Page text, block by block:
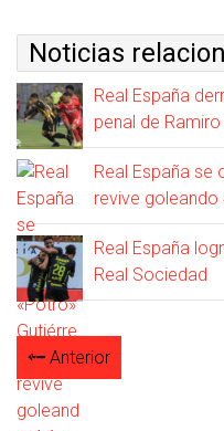
Noticias
Real España
penal de
Real España se
revive goleando
Real España
Real Sociedad
Anterior